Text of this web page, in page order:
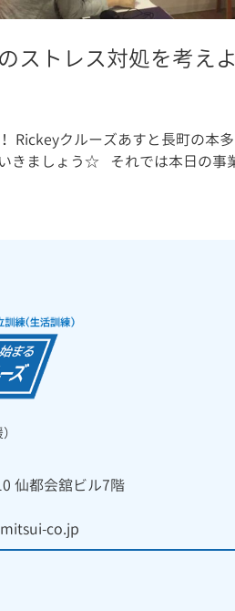
ストレス対処を考え
Rickeyクルーズあすと長町の本
きましょう☆ それでは本日の
仙都会舘ビル7階
co.jp